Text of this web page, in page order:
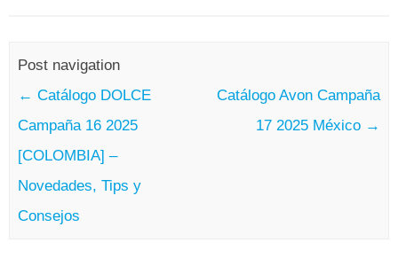
Post navigation
← Catálogo DOLCE
Campaña 16 2025
[COLOMBIA] –
Novedades, Tips y
Consejos
Catálogo Avon Campaña
17 2025 México →